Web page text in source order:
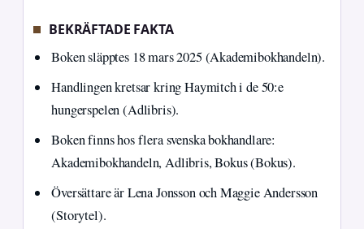
BEKRÄFTADE FAKTA
Boken släpptes 18 mars 2025 (Akademibokhandeln).
Handlingen kretsar kring Haymitch i de 50:e
hungerspelen (Adlibris).
Boken finns hos flera svenska bokhandlare:
Akademibokhandeln, Adlibris, Bokus (Bokus).
Översättare är Lena Jonsson och Maggie Andersson
(Storytel).